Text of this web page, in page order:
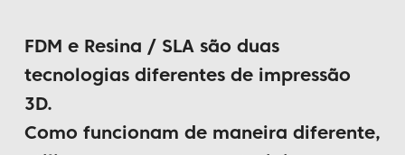
FDM e Resina / SLA são duas
tecnologias diferentes de impressão
3D.
Como funcionam de maneira diferente,